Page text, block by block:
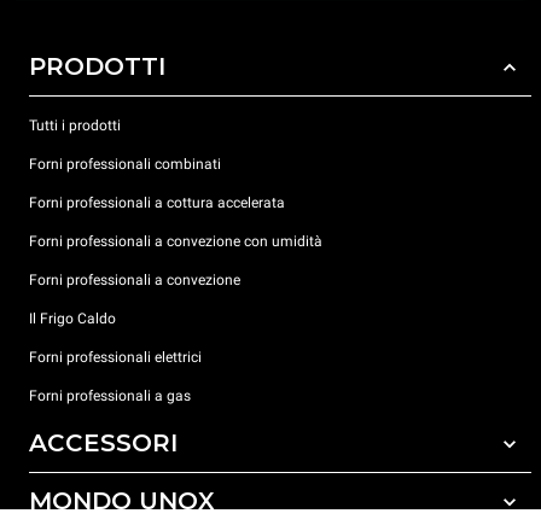
PRODOTTI
Tutti i prodotti
Forni professionali combinati
Forni professionali a cottura accelerata
Forni professionali a convezione con umidità
Forni professionali a convezione
Il Frigo Caldo
Forni professionali elettrici
Forni professionali a gas
ACCESSORI
Tutti gli accessori
MONDO UNOX